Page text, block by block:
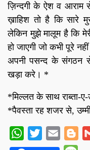
ज़िन्दगी के ऐश व आराम
ख़ाहिश तो है कि सारे
लेकिन मुझे मालूम है कि
हो जाएगी जो कभी पूरे
अपनी पसन्द के संगठन
खड़ा करे। *
*मिल्लत के साथ राब्ता-
*पैवस्ता रह शजर से,
WhatsApp
Twitter Email